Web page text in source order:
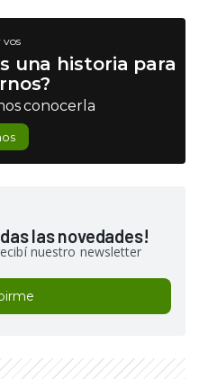
vos
una historia para
conocerla
las novedades!
nuestro newsletter